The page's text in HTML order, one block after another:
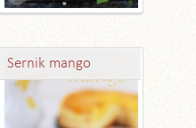
Sernik mango